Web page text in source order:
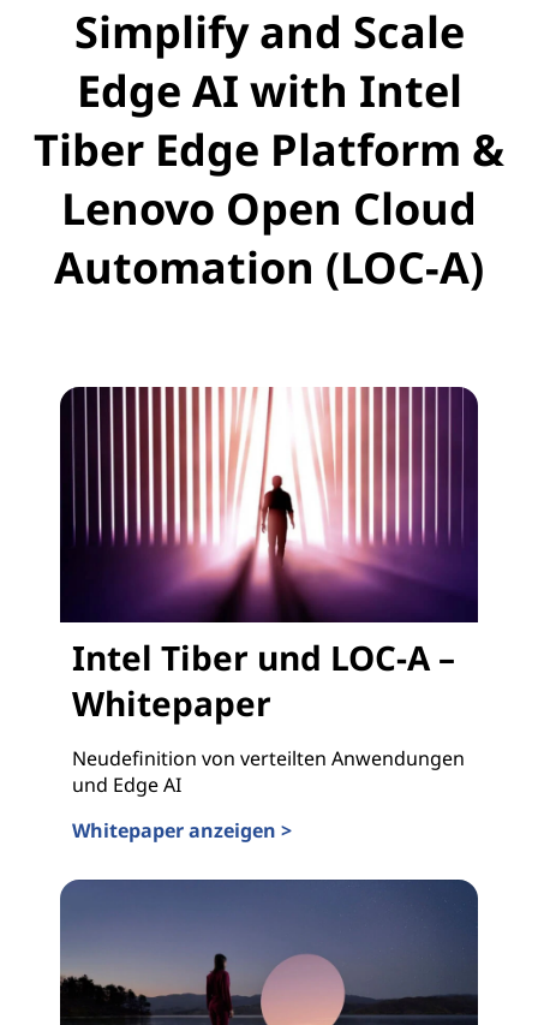
Simplify and Scale
Edge AI with Intel
Tiber Edge Platform &
Lenovo Open Cloud
Automation (LOC-A)
Intel Tiber und LOC-A –
Whitepaper
Neudefinition von verteilten Anwendungen
und Edge AI
Whitepaper anzeigen >